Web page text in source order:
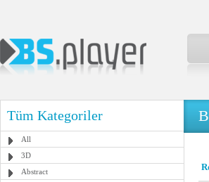
Tüm Kategoriler
All
3D
Abstract